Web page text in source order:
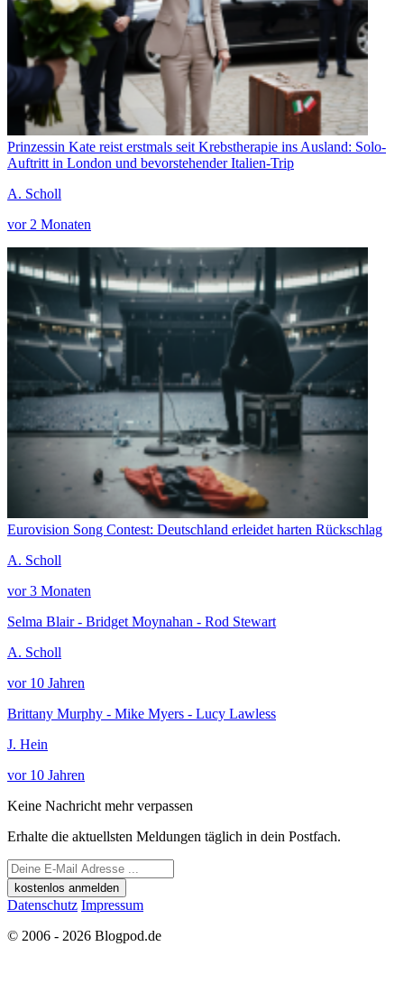
Prinzessin Kate reist erstmals seit Krebstherapie ins Ausland: Solo-
Auftritt in London und bevorstehender Italien-Trip
A. Scholl
vor 2 Monaten
Eurovision Song Contest: Deutschland erleidet harten Rückschlag
A. Scholl
vor 3 Monaten
Selma Blair - Bridget Moynahan - Rod Stewart
A. Scholl
vor 10 Jahren
Brittany Murphy - Mike Myers - Lucy Lawless
J. Hein
vor 10 Jahren
Keine Nachricht mehr verpassen
Erhalte die aktuellsten Meldungen täglich in dein Postfach.
kostenlos anmelden
Datenschutz Impressum
© 2006 - 2026 Blogpod.de